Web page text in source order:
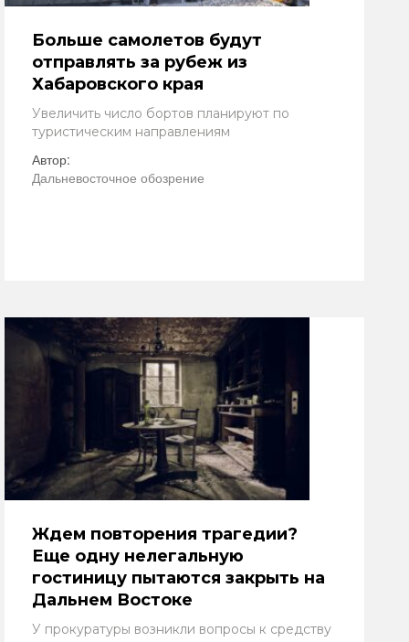
Больше самолетов будут
отправлять за рубеж из
Хабаровского края
Увеличить число бортов планируют по
туристическим направлениям
Автор:
Дальневосточное обозрение
Ждем повторения трагедии?
Еще одну нелегальную
гостиницу пытаются закрыть на
Дальнем Востоке
У прокуратуры возникли вопросы к средству